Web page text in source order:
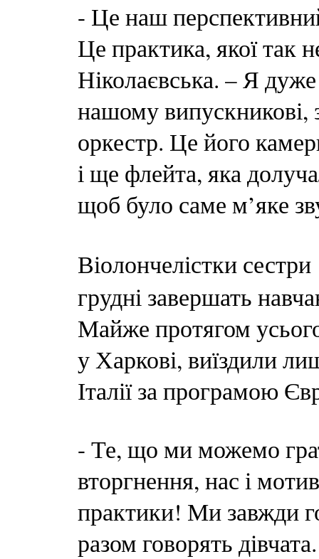
- Це наш
Це практика, якої так
Ніколаєвська. – Я
нашому випускникові,
оркестр. Це його
і ще флейта, яка
щоб було саме м’яке
Віолончелістки сестри
грудні завершать
Майже протягом
у Харкові, виїздили
Італії за програмою
- Те, що ми можемо
вторгнення, нас і
практики! Ми завжди
разом говорять дівчата.